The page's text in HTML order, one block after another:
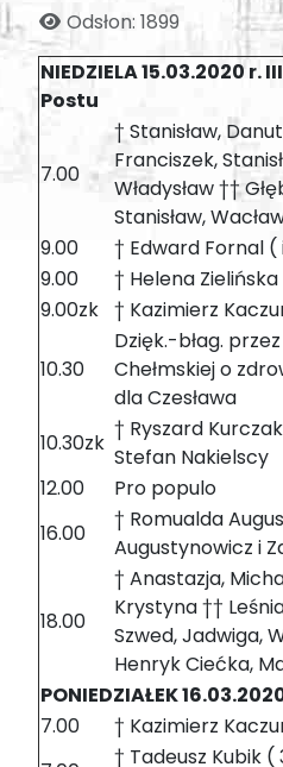
Odsłon: 1899
NIEDZIELA 15.03.2020
Postu
7.00
† Stanisław,
Franciszek,
Władysław ††
Stanisław,
9.00
† Edward Fornal
9.00
† Helena
9.00zk † Kazimierz
10.30
Dzięk.-błag.
Chełmskiej o
dla Czesława
10.30zk
† Ryszard
Stefan Nakielscy
12.00
Pro populo
16.00
† Romualda
Augustynowicz i
18.00
† Anastazja,
Krystyna ††
Szwed, Jadwiga,
Henryk Ciećka,
PONIEDZIAŁEK
7.00
† Kazimierz
† Tadeusz Kubik (